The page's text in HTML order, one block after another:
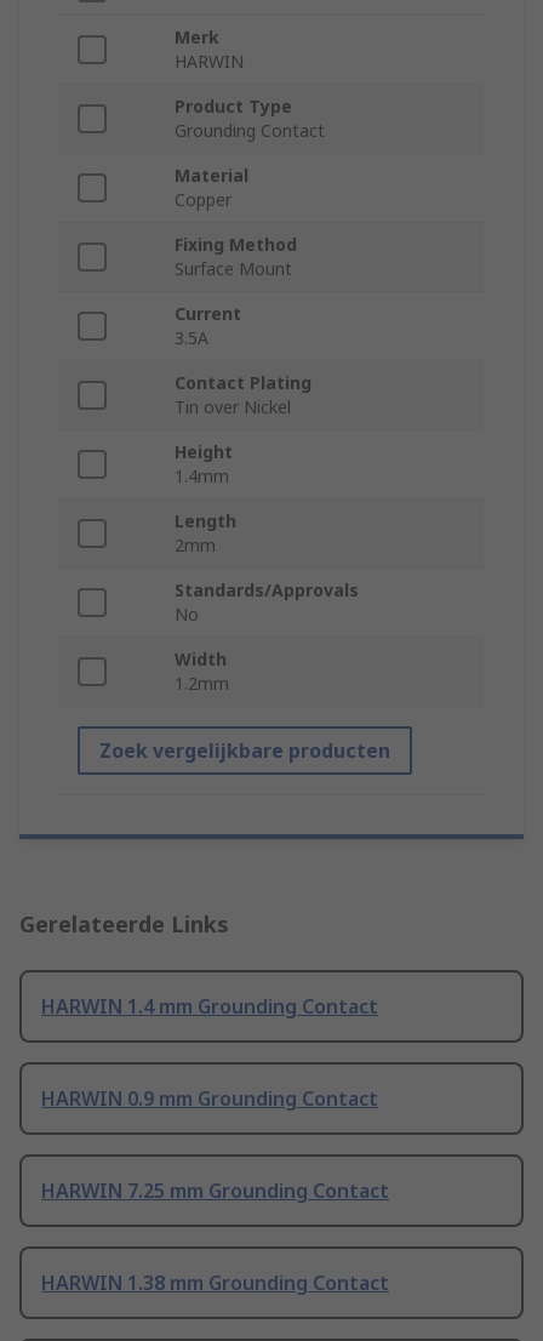
Merk
HARWIN
Product Type
Grounding Contact
Material
Copper
Fixing Method
Surface Mount
Current
3.5A
Contact Plating
Tin over Nickel
Height
1.4mm
Length
2mm
Standards/Approvals
No
Width
1.2mm
Zoek vergelijkbare producten
Gerelateerde Links
HARWIN 1.4 mm Grounding Contact
HARWIN 0.9 mm Grounding Contact
HARWIN 7.25 mm Grounding Contact
HARWIN 1.38 mm Grounding Contact